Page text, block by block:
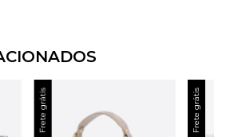
Frete grátis Frete grátis